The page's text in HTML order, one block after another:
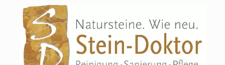
springen